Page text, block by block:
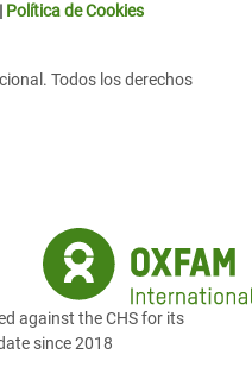
| Política de Cookies
Todos los derechos
against the CHS for its
since 2018